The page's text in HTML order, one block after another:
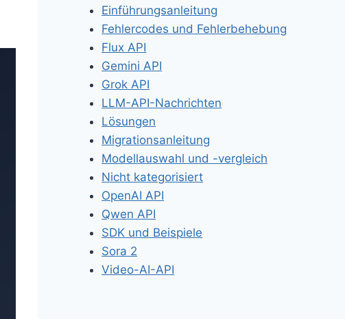
Einführungsanleitung
Fehlercodes und Fehlerbehebung
Flux API
Gemini API
Grok API
LLM-API-Nachrichten
Lösungen
Migrationsanleitung
Modellauswahl und -vergleich
Nicht kategorisiert
OpenAI API
Qwen API
SDK und Beispiele
Sora 2
Video-AI-API